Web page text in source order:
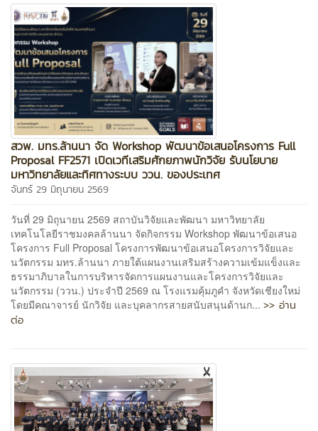
สวพ. มทร.ล้านนา จัด Workshop พัฒนาข้อเสนอโครงการ Full
Proposal FF2571 เปิดเวทีเสริมศักยภาพนักวิจัย รับนโยบาย
มหาวิทยาลัยและทิศทางระบบ ววน. ของประเทศ
จันทร์ 29 มิถุนายน 2569
วันที่ 29 มิถุนายน 2569 สถาบันวิจัยและพัฒนา มหาวิทยาลัย
เทคโนโลยีราชมงคลล้านนา จัดกิจกรรม Workshop พัฒนาข้อเสนอ
โครงการ Full Proposal โครงการพัฒนาข้อเสนอโครงการวิจัยและ
นวัตกรรม มทร.ล้านนา ภายใต้แผนงานเสริมสร้างความเข้มแข็งและ
ธรรมาภิบาลในการบริหารจัดการแผนงานและโครงการวิจัยและ
นวัตกรรม (ววน.) ประจำปี 2569 ณ โรงแรมคุ้มภูคำ จังหวัดเชียงใหม่
โดยมีคณาจารย์ นักวิจัย และบุคลากรสายสนับสนุนด้านก... >> อ่าน
ต่อ